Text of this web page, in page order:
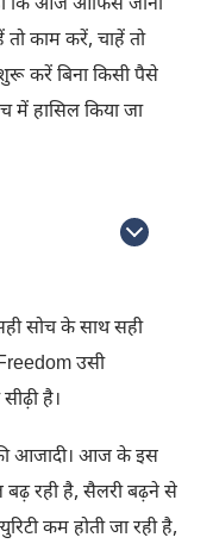
कि आज ऑफिस जाना
काम करें, चाहें तो
करें बिना किसी पैसे
में हासिल किया जा
सोच के साथ सही
उसी
है।
आजादी। आज के इस
बढ़ रही है, सैलरी बढ़ने से
कम होती जा रही है,